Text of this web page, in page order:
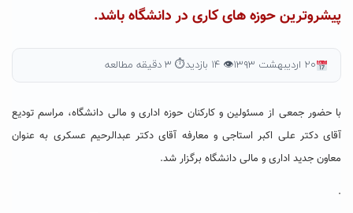
پیشروترین حوزه های کاری در دانشگاه باشد.
۲۰ اردیبهشت ۱۳۹۳ 👁 ۱۴ بازدید ⏱ ۳ دقیقه مطالعه
با حضور جمعی از مسئولین و کارکنان حوزه اداری و مالی دانشگاه، مراسم تودیع
آقای دکتر علی اکبر استاجی و معارفه آقای دکتر عبدالرحیم عسکری به عنوان
معاون جدید اداری و مالی دانشگاه برگزار شد.
.